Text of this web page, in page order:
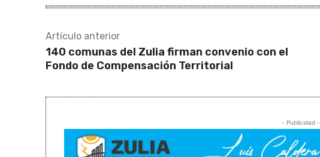
Artículo anterior
140 comunas del Zulia firman convenio con el
Fondo de Compensación Territorial
- Publicidad -